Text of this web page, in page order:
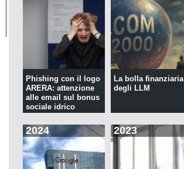
Phishing con il logo
ARERA: attenzione
alle email sul bonus
sociale idrico
La bolla finanziaria
degli LLM
2024 2023